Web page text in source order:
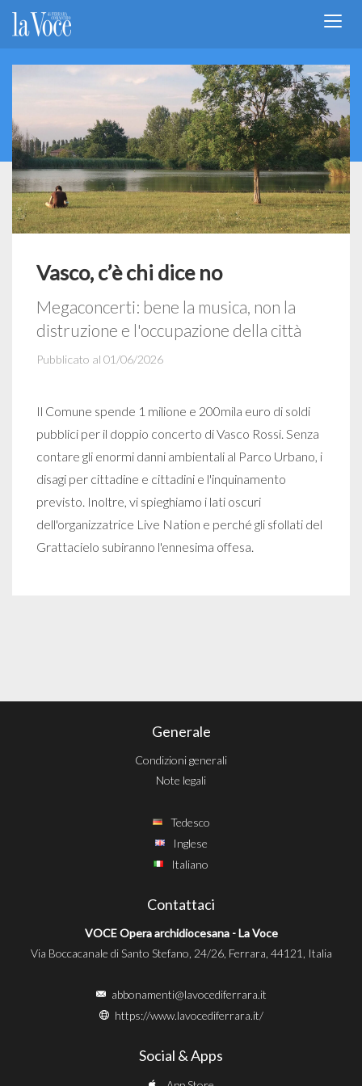
Vasco, c’è chi dice no
Megaconcerti: bene la musica, non la
distruzione e l'occupazione della città
Pubblicato al 01/06/2026
Il Comune spende 1 milione e 200mila euro di soldi
pubblici per il doppio concerto di Vasco Rossi. Senza
contare gli enormi danni ambientali al Parco Urbano, i
disagi per cittadine e cittadini e l'inquinamento
previsto. Inoltre, vi spieghiamo i lati oscuri
dell'organizzatrice Live Nation e perché gli sfollati del
Grattacielo subiranno l'ennesima offesa.
Generale
Condizioni generali
Note legali
Tedesco
Inglese
Italiano
Contattaci
VOCE Opera archidiocesana - La Voce
Via Boccacanale di Santo Stefano, 24/26, Ferrara, 44121, Italia
abbonamenti@lavocediferrara.it
https://www.lavocediferrara.it/
Social & Apps